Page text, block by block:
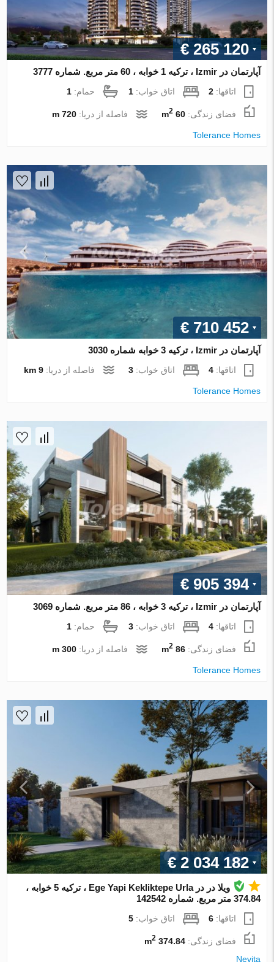
€ 265 120
آپارتمان در Izmir ، ترکیه 1 خوابه ، 60 متر مربع. شماره 3777
اتاقها:2 اتاق خواب:1 حمام:1
فضای زندگی:60 m
2 فاصله از دریا:720 m
Tolerance Homes
€ 710 452
آپارتمان در Izmir ، ترکیه 3 خوابه شماره 3030
اتاقها:4 اتاق خواب:3 فاصله از دریا:9 km
Tolerance Homes
€ 905 394
آپارتمان در Izmir ، ترکیه 3 خوابه ، 86 متر مربع. شماره 3069
اتاقها:4 اتاق خواب:3 حمام:1
فضای زندگی:86 m
2 فاصله از دریا:300 m
Tolerance Homes
€ 2 034 182
ویلا در در Ege Yapi Kekliktepe Urla ، ترکیه 5 خوابه ،
374.84 متر مربع. شماره 142542
اتاقها:6 اتاق خواب:5
فضای زندگی:374.84 m
2
Nevita